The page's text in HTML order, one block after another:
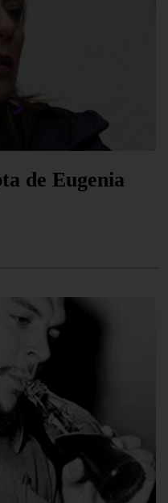
de Eugenia